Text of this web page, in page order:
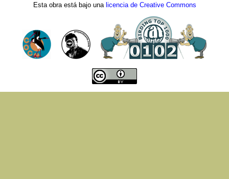
Esta obra está bajo una licencia de Creative Commons